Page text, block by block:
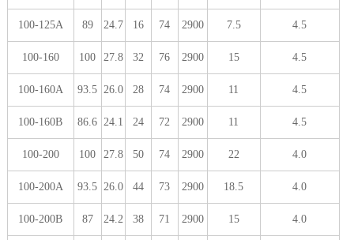
100-125A 89 24.7 16 74 2900 7.5 4.5
100-160 100 27.8 32 76 2900 15 4.5
100-160A 93.5 26.0 28 74 2900 11 4.5
100-160B 86.6 24.1 24 72 2900 11 4.5
100-200 100 27.8 50 74 2900 22 4.0
100-200A 93.5 26.0 44 73 2900 18.5 4.0
100-200B 87 24.2 38 71 2900 15 4.0